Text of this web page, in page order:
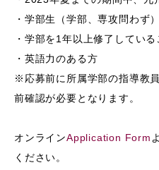
・学部生（学部、専攻問わず）
・学部を1年以上修了している
・英語力のある方
※応募前に所属学部の指導教
前確認が必要となります。
オンラインApplication Form
ください。